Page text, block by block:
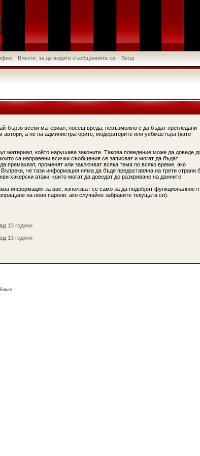
Влезте, за да видите съобщенията си Вход
бързо всеки материал, носещ вреда, невъзможно е да бъдат прегледани
а не на администраторите, модераторите или уебмастъра (като
материал, който нарушава законите. Такова поведение може да доведе
са направени всички съобщения се записват и могат да бъдат
премахват, променят или заключват всяка тема по всяко време, ако
че тази информация няма да бъде предоставяна на трети страни
хакерски атаки, които могат да доведат до разкриване на данните.
информация за вас; използват се само за да подобрят
на нови пароли, ако случайно забравите текущата си).
13 години
13 години